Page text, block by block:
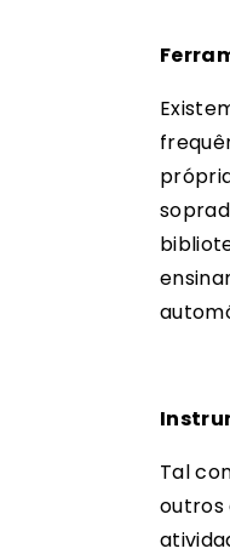
Tal
outros